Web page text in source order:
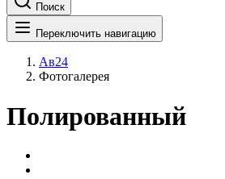
Поиск
Переключить навигацию
Ав24
Фотогалерея
Полированный